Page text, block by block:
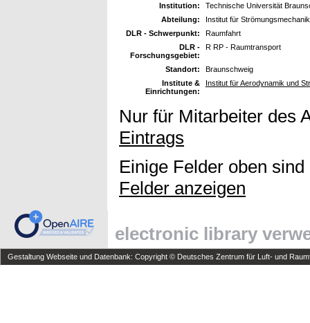
Institution:
Technische Universität
Abteilung:
Institut für Strömungsmechanik
DLR - Schwerpunkt:
Raumfahrt
DLR -
Forschungsgebiet:
R RP - Raumtransport
Standort:
Braunschweig
Institute &
Einrichtungen:
Institut für Aerodynamik und
Nur für Mitarbeiter des
Eintrags
Einige Felder oben
Felder anzeigen
electronic library
Gestaltung Webseite und Datenbank: Copyright © Deutsches Zentrum für Luft- und